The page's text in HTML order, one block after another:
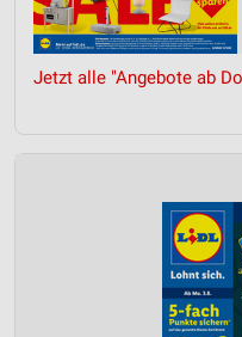
Jetzt alle "Angebote ab